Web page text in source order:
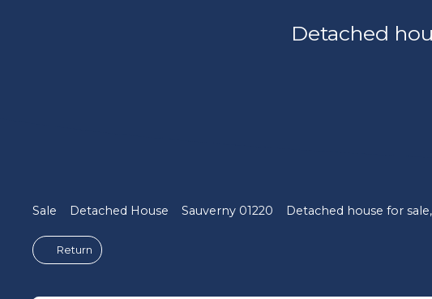
Detached
Sale Detached House Sauverny 01220 Detached house for
Return